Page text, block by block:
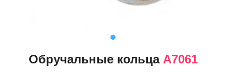
Обручальные кольца А7061